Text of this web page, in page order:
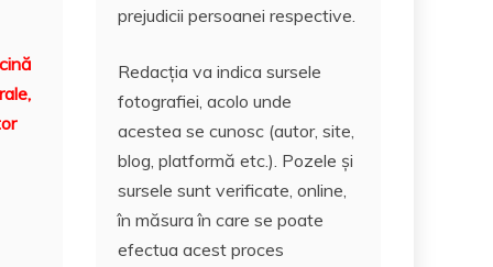
prejudicii persoanei respective.
Redacția va indica sursele
fotografiei, acolo unde
acestea se cunosc (autor, site,
blog, platformă etc.). Pozele și
sursele sunt verificate, online,
în măsura în care se poate
efectua acest proces